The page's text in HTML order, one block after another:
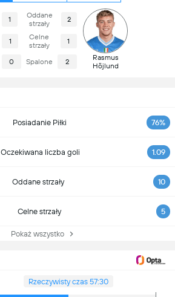
1
Oddane
strzały
2
1
Celne
strzały
1
0 Spalone 2
Rasmus
Höjlund
Posiadanie Piłki 76%
Oczekiwana liczba goli 1.09
Oddane strzały 10
Celne strzały 5
Pokaż wszystko
Rzeczywisty czas 57:30